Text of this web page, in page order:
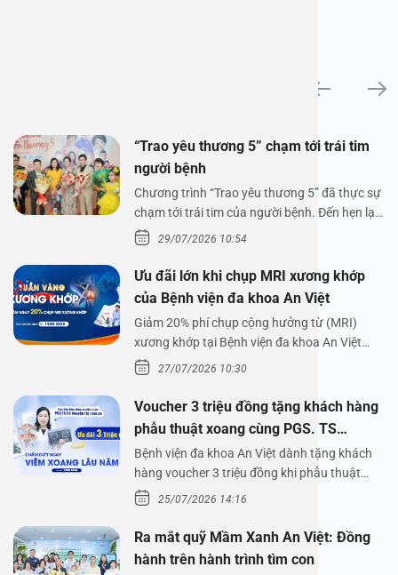
“Trao yêu thương 5” chạm tới trái tim
người bệnh
Chương trình “Trao yêu thương 5” đã thực sự
chạm tới trái tim của người bệnh. Đến hẹn lại
lên,…29/07/2026 10:54
Ưu đãi lớn khi chụp MRI xương khớp
của Bệnh viện đa khoa An Việt
Giảm 20% phí chụp cộng hưởng từ (MRI)
xương khớp tại Bệnh viện đa khoa An Việt
Bệnh viện đa…
27/07/2026 10:30
Voucher 3 triệu đồng tặng khách hàng
phẫu thuật xoang cùng PGS. TS
Nguyễn Thị Hoài An
Bệnh viện đa khoa An Việt dành tặng khách
hàng voucher 3 triệu đồng khi phẫu thuật
xoang cùng PGS.…
25/07/2026 14:16
Ra mắt quỹ Mầm Xanh An Việt: Đồng
hành trên hành trình tìm con